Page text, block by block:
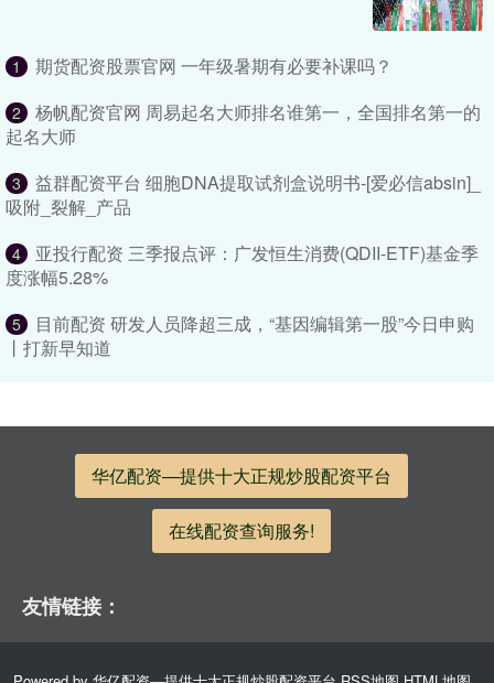
1 期货配资股票官网 一年级暑期有必要补课吗？
2
杨帆配资官网 周易起名大师排名谁第一，全国排名第一的
起名大师
3
益群配资平台 细胞DNA提取试剂盒说明书-[爱必信absin]_
吸附_裂解_产品
4
亚投行配资 三季报点评：广发恒生消费(QDII-ETF)基金季
度涨幅5.28%
5
目前配资 研发人员降超三成，“基因编辑第一股”今日申购
丨打新早知道
华亿配资—提供十大正规炒股配资平台
在线配资查询服务!
友情链接：